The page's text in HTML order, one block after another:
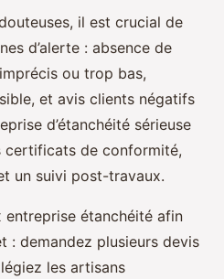
il est crucial de
d’alerte : absence de
ou trop bas,
et avis clients négatifs
d’étanchéité sérieuse
de conformité,
un suivi post-travaux.
étanchéité afin
: demandez plusieurs devis
les artisans